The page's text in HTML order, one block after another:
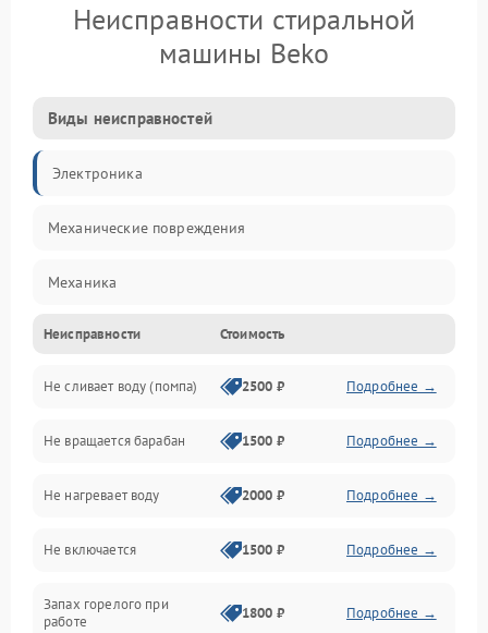
Неисправности стиральной
машины Beko
Виды неисправностей
Электроника
Механические повреждения
Механика
Электропитание
Водоснабжение
Слив
Программное обеспечение
Неисправности Стоимость
Не сливает воду (помпа) 2500 ₽ Подробнее →
Не вращается барабан 1500 ₽ Подробнее →
Не нагревает воду 2000 ₽ Подробнее →
Не включается 1500 ₽ Подробнее →
Запах горелого при
работе
1800 ₽ Подробнее →